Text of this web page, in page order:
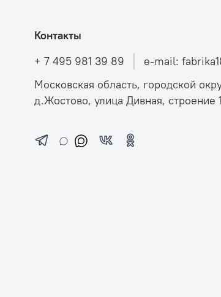
Контакты
+ 7 495 981 39 89
e-mail:
Московская область, городской
д.Жостово, улица Дивная, строение